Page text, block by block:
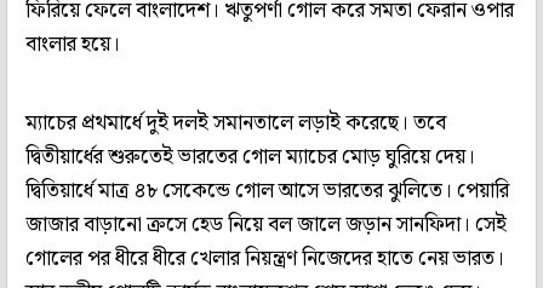
ফিরিয়ে ফেলে বাংলাদেশ। ঋতুপর্ণা গোল করে সমতা ফেরান ওপার
বাংলার হয়ে।
ম্যাচের প্রথমার্ধে দুই দলই সমানতালে লড়াই করেছে। তবে
দ্বিতীয়ার্ধের শুরুতেই ভারতের গোল ম্যাচের মোড় ঘুরিয়ে দেয়।
দ্বিতিয়ার্ধে মাত্র ৪৮ সেকেন্ডে গোল আসে ভারতের ঝুলিতে। পেয়ারি
জাজার বাড়ানো ক্রসে হেড নিয়ে বল জালে জড়ান সানফিদা। সেই
গোলের পর ধীরে ধীরে খেলার নিয়ন্ত্রণ নিজেদের হাতে নেয় ভারত।